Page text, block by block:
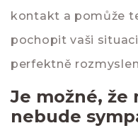
kontakt a pomůže
pochopit vaši
perfektně
Je možné,
nebude